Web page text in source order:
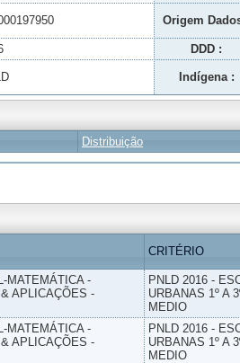
Origem
DDD :
Indígena :
Distribuição
CRITÉRIO
MATEMÁTICA -
APLICAÇÕES -
PNLD 2016 -
URBANAS 1º A
MEDIO
MATEMÁTICA -
APLICAÇÕES -
PNLD 2016 -
URBANAS 1º A
MEDIO